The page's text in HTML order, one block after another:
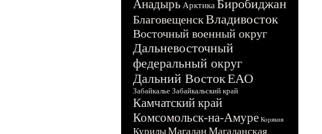
Анадырь Арктика Биробиджан
БлаговещенскВладивосток
Восточный военный округ
Дальневосточный
федеральный округ
Дальний ВостокЕАО
Забайкалье Забайкальский край
Камчатский край
Комсомольск-на-Амуре Корякия
КурилыМагадан Магаданская